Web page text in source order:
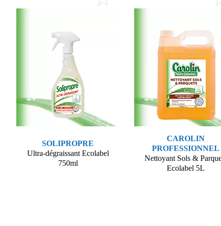
SOLIPROPRE
Ultra-dégraissant Ecolabel
750ml
CAROLIN
PROFESSIONNEL
Nettoyant Sols &
Ecolabel 5L